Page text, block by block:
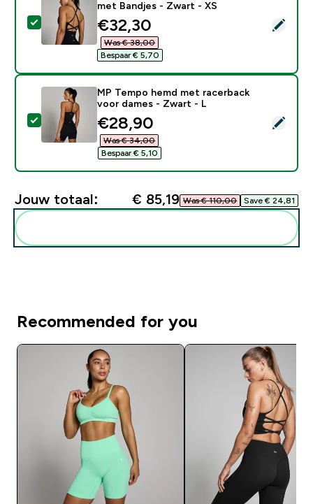
Selecteer dit product - MP Dames Tempo Naadloze
met Bandjes - Zwart - XS
discounted price
€32,30‎
Was € 38,00‎
Bespaar € 5,70‎
Selecteer dit product - MP Tempo hemd met
MP Tempo hemd met racerback
voor dames - Zwart - L
discounted price
€28,90‎
Was € 34,00‎
Bespaar € 5,10‎
Jouw totaal: € 85,19‎ Was € 110,00‎ Save € 24,81‎
Recommended for you